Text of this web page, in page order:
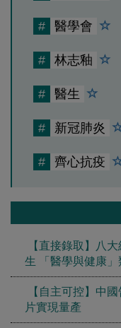
# 醫學會
# 林志釉
# 醫生
# 新冠肺炎
# 齊心抗疫
【直接錄取】八
生 「醫學與健康
【自主可控】中
片實現量產